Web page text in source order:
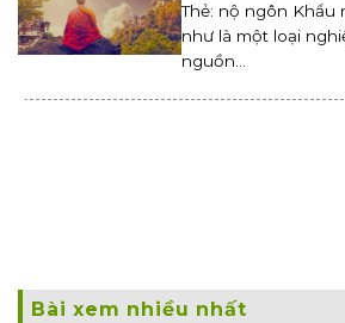
Thẻ: nộ ngôn Khẩu
như là một loại
nguồn...
Bài xem nhiều nhất